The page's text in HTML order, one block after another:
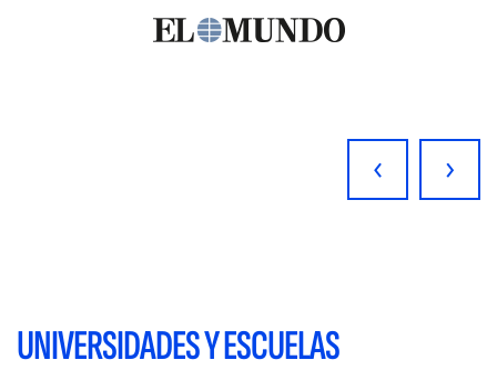
‹ ›
UNIVERSIDADES Y ESCUELAS